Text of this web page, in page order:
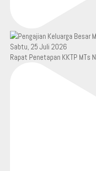
Rapat Penetapan KKTP MTs